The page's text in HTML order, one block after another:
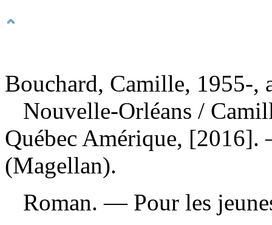
Bouchard, Camille, 1955-,
Nouvelle-Orléans /
Québec Amérique,
(Magellan).
Roman. — Pour les